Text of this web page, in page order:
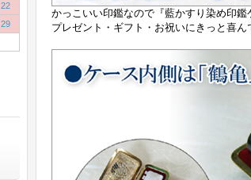
22
29
かっこいい印鑑なので『藍かすり染め印鑑
プレゼント・ギフト・お祝いにきっと喜ん